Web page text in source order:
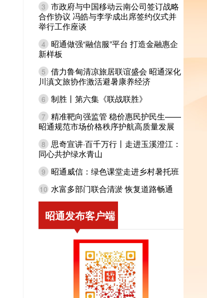
3 市政府与中国移动云南公司签订战略
合作协议 冯皓与李学成出席签约仪式并
举行工作座谈
4
昭通做强“融信服”平台 打造金融惠企
新样板
5 借力鲁甸清凉旅居联谊盛会 昭通深化
川滇文旅协作激活避暑康养经济
6 制胜丨第六集《联战联胜》
7 精准靶向强监管 稳价惠民护民生——
昭通规范市场价格秩序护航高质量发展
8 思奇宣讲·百千万行丨走进玉溪澄江：
同心共护绿水青山
9 昭通威信：绿色课堂走进乡村暑托班
10 水富多部门联合清淤 恢复道路畅通
昭通发布客户端